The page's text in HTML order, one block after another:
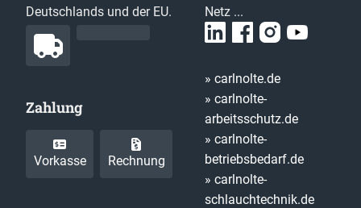
Deutschlands und der EU.
Zahlung
Vorkasse Rechnung
Netz ...
» carlnolte.de
» carlnolte-
arbeitsschutz.de
» carlnolte-
betriebsbedarf.de
» carlnolte-
schlauchtechnik.de